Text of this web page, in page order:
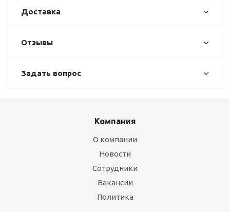
Доставка
Отзывы
Задать вопрос
Компания
О компании
Новости
Сотрудники
Вакансии
Политика